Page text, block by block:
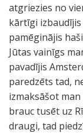
atgriezies no
kārtīgi
pamēginājis
Jūtas vainīgs
pavadījis
paredzēts tad,
izmaksāšot
brauc tusēt uz
draugi, tad